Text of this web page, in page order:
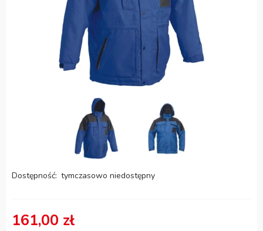
Dostępność: tymczasowo niedostępny
161,00 zł